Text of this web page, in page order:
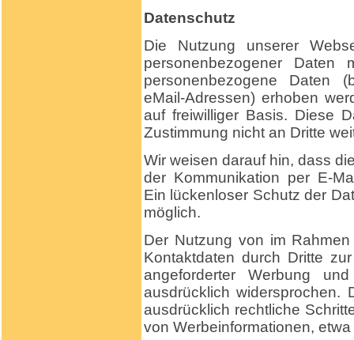
Datenschutz
Die Nutzung unserer
personenbezogener Daten
personenbezogene Daten
eMail-Adressen) erhoben
auf freiwilliger Basis. Diese
Zustimmung nicht an Dritte
Wir weisen darauf hin, dass
der Kommunikation per E-
Ein lückenloser Schutz der
möglich.
Der Nutzung von im
Kontaktdaten durch Dritte
angeforderter Werbung
ausdrücklich widersprochen.
ausdrücklich rechtliche
von Werbeinformationen,